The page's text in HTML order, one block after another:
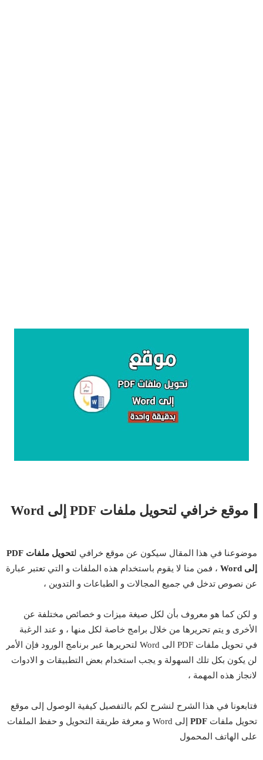
موقع خرافي لتحويل ملفات PDF إلى Word
موضوعنا في هذا المقال سيكون عن موقع خرافي ل
تحويل ملفات PDF
إلى Word
، فمن منا لا يقوم باستخدام هذه الملفات و التي تعتبر عبارة
عن نصوص تدخل في جميع المجالات و الطباعات و التدوين ،
و لكن كما هو معروف بأن لكل صيغة ميزات و خصائص مختلفة عن
الأخرى و يتم تحريرها من خلال برامج خاصة لكل منها ، و عند الرغبة
في تحويل ملفات PDF الى Word لتحريرها عبر برنامج الورود فإن الأمر
لن يكون بكل تلك السهولة و يجب استخدام بعض التطبيقات و الادوات
لانجاز هذه المهمة ،
فتابعونا في هذا الشرح لنشرح لكم بالتفصيل كيفية الوصول إلى موقع
تحويل ملفات PDF
إلى Word و معرفة طريقة التحويل و حفظ الملفات
على الهاتف المحمول